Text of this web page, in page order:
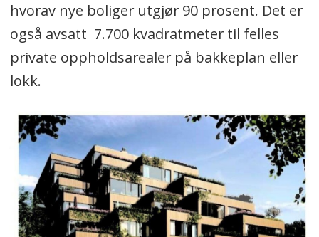
hvorav nye boliger utgjør 90 prosent. Det er
også avsatt 7.700 kvadratmeter til felles
private oppholdsarealer på bakkeplan eller
lokk.